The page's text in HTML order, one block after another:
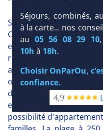
Situé au coeur de la
Oliveres 4* bénéficie
environnement
rocheux, c'est un club
avec de beaux espaces
originaux tels une
des jeux d'eau
et des équipements
possibilité
Séjours, combinés,
à la carte... nos
au 05 56 08 29 10
10h à 18h.
Choisir OnParOu,
confiance.
4,9